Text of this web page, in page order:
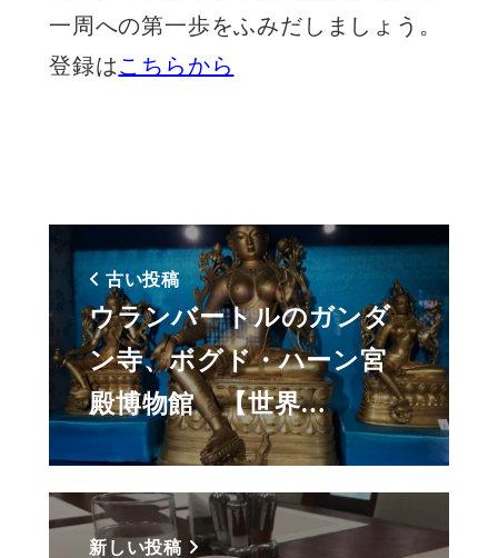
一周への第一歩をふみだしましょう。
登録はこちらから
古い投稿
ウランバートルのガンダ
ン寺、ボグド・ハーン宮
殿博物館 【世界…
新しい投稿